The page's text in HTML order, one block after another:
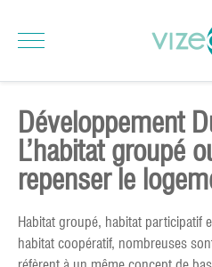
Développement
L’habitat groupé
repenser le
Habitat groupé, habitat participatif
habitat coopératif, nombreuses